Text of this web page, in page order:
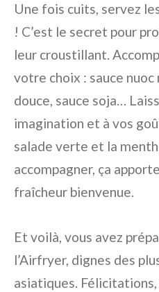
Une fois cuits, servez
! C’est le secret pour
leur croustillant.
votre choix : sauce nuoc
douce, sauce soja…
imagination et à vos
salade verte et la
accompagner, ça
fraîcheur bienvenue.
Et voilà, vous avez
l’Airfryer, dignes des
asiatiques.